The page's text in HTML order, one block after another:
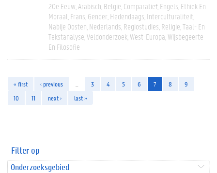
20e Eeuw Arabisch België Comparatief Engels Ethiek En
Moraal Frans Gender Hedendaags Interculturaliteit
Nabije Oosten Nederlands Regiostudies Religie Taal- En
Tekstanalyse Veldonderzoek West-Europa Wijsbegeerte
En Filosofie
« first ‹ previous 3 4 5 6 7 8
9
10
11 next › last »
Filter op
Onderzoeksgebied